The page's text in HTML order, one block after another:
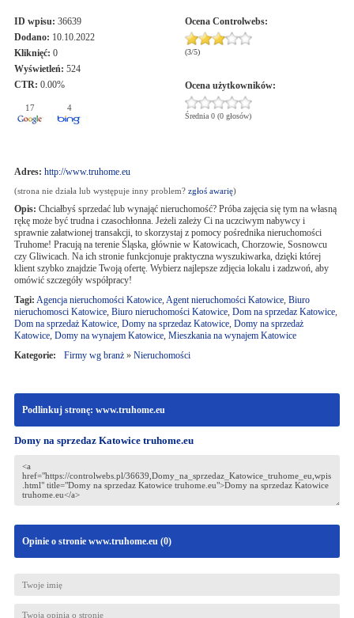
ID wpisu: 36639
Dodano: 10.10.2022
Kliknięć: 0
Wyświetleń: 524
CTR: 0.00%
17 4
Ocena Controlwebs:
(3/5)
Ocena użytkowników:
Średnia 0 (0 głosów)
Adres: http://www.truhome.eu
(strona nie działa lub występuje inny problem? zgłoś awarię)
Opis: Chciałbyś sprzedać lub wynająć nieruchomość? Próba zajęcia się tym na własną
rękę może być trudna i czasochłonna. Jeżeli zależy Ci na uczciwym nabywcy i
sprawnie załatwionej transakcji, to skorzystaj z pomocy pośrednika nieruchomości
Truhome! Pracują na terenie Śląska, głównie w Katowicach, Chorzowie, Sosnowcu
czy Gliwicach. Na ich stronie funkcjonuje praktyczna wyszukiwarka, dzięki której
klient szybko znajdzie Twoją ofertę. Wybierz najlepsze zdjęcia lokalu i zadzwoń, aby
omówić szczegóły współpracy!
Tagi: Agencja nieruchomości Katowice, Agent nieruchomości Katowice, Biuro
nieruchomosci Katowice, Biuro nieruchomości Katowice, Dom na sprzedaz Katowice,
Dom na sprzedaż Katowice, Domy na sprzedaz Katowice, Domy na sprzedaż
Katowice, Domy na wynajem Katowice, Mieszkania na wynajem Katowice
Kategorie:
Firmy wg branż» Nieruchomości
Podlinkuj stronę: www.truhome.eu
Domy na sprzedaz Katowice truhome.eu
Opinie o stronie www.truhome.eu (0)